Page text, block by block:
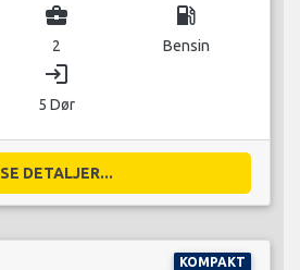
business_center
2
local_gas_station
Bensin
login
5 Dør
SE DETALJER...
KOMPAKT